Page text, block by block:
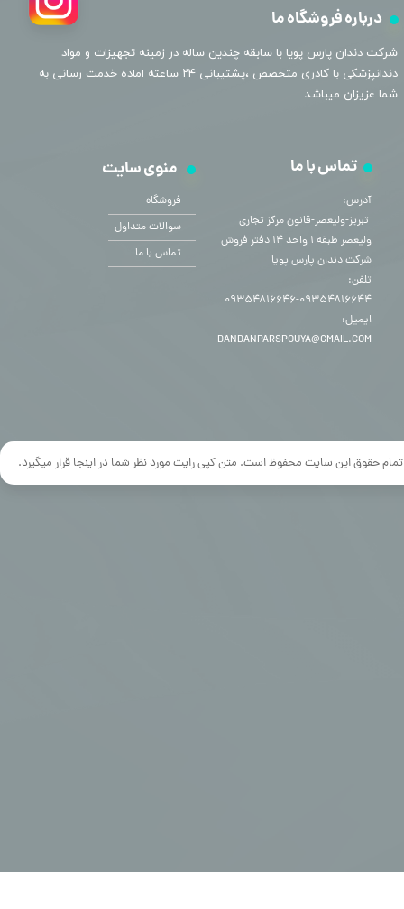
تمام حقوق این سایت محفوظ است. متن کپی رایت مورد نظر شما در اینجا قرار میگیرد.
درباره فروشگاه ما
​شرکت دندان پارس پویا با سابقه چندین ساله در زمینه تجهیزات و مواد
دندانپزشکی با کادری متخصص ،پشتیبانی ۲۴ ساعته اماده خدمت رسانی به
شما عزیزان میباشد.
منوی سایت
فروشگاه
سوالات متداول
تماس با ما
تماس با ما
آدرس:
​​​​​​​ تبریز-ولیعصر-قانون مرکز تجاری
ولیعصر طبقه ۱ واحد ۱۴ دفتر فروش
شرکت دندان پارس پویا
تلفن:
۰۹۳۵۴۸۱۶۶۴۴-۰۹۳۵۴۸۱۶۶۴۶
ایمیل:
DANDANPARSPOUYA@GMAIL.COM